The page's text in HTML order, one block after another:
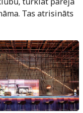
Tas atrisināts